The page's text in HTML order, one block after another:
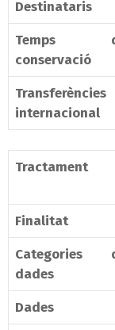
Destinataris
Temps
conservació
Transferències
internacional
Tractament
Finalitat
Categories
dades
Dades